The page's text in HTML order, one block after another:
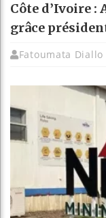
Côte d’Ivoire :
grâce
Fatoumata Diallo